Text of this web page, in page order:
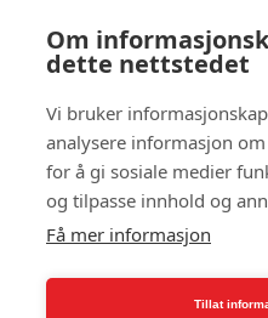
Vitamin b12 test
Vitamin D3
VO2 max
Våtdrakt barn
Våtdrakt test
Wahoo sykkelrulle
Walking Pad Test
Om
dette nettstedet
Vi bruker
analysere informasjon
for å gi sosiale medier
og tilpasse innhold og
Få mer informasjon
Tillat